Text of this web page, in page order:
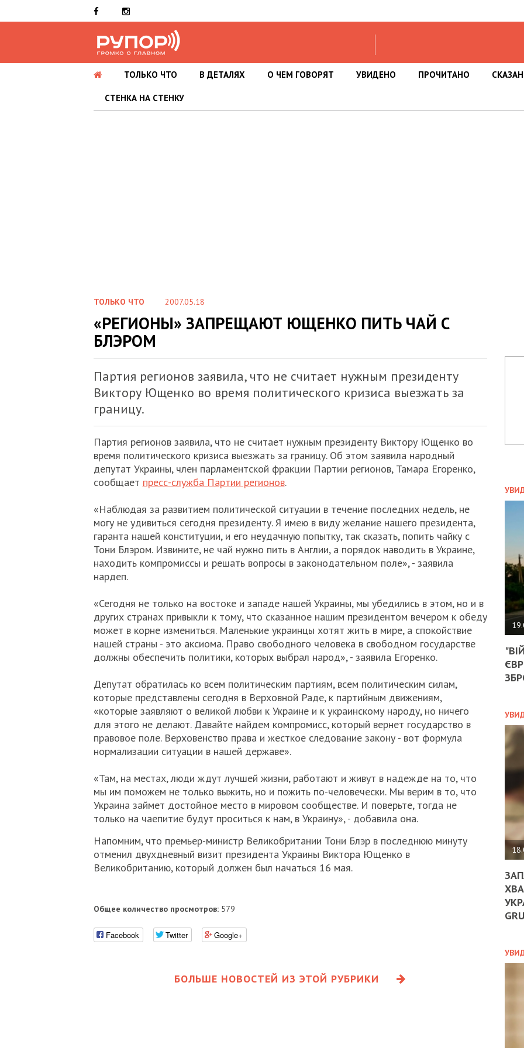
ТОЛЬКО ЧТО В ДЕТАЛЯХ О ЧЕМ ГОВОРЯТ УВИДЕНО ПРОЧИТАНО
СТЕНКА НА СТЕНКУ
ТОЛЬКО ЧТО 2007.05.18
«РЕГИОНЫ» ЗАПРЕЩАЮТ ЮЩЕНКО ПИТЬ ЧАЙ С
БЛЭРОМ
Партия регионов заявила, что не считает нужным президенту
Виктору Ющенко во время политического кризиса выезжать за
границу.
Партия регионов заявила, что не считает нужным президенту Виктору Ющенко во
время политического кризиса выезжать за границу. Об этом заявила народный
депутат Украины, член парламентской фракции Партии регионов, Тамара Егоренко,
сообщает пресс-служба Партии регионов.
«Наблюдая за развитием политической ситуации в течение последних недель, не
могу не удивиться сегодня президенту. Я имею в виду желание нашего президента,
гаранта нашей конституции, и его неудачную попытку, так сказать, попить чайку с
Тони Блэром. Извините, не чай нужно пить в Англии, а порядок наводить в Украине,
находить компромиссы и решать вопросы в законодательном поле», - заявила
нардеп.
«Сегодня не только на востоке и западе нашей Украины, мы убедились в этом, но и в
других странах привыкли к тому, что сказанное нашим президентом вечером к обеду
может в корне измениться. Маленькие украинцы хотят жить в мире, а спокойствие
нашей страны - это аксиома. Право свободного человека в свободном государстве
должны обеспечить политики, которых выбрал народ», - заявила Егоренко.
Депутат обратилась ко всем политическим партиям, всем политическим силам,
которые представлены сегодня в Верховной Раде, к партийным движениям,
«которые заявляют о великой любви к Украине и к украинскому народу, но ничего
для этого не делают. Давайте найдем компромисс, который вернет государство в
правовое поле. Верховенство права и жесткое следование закону - вот формула
нормализации ситуации в нашей державе».
«Там, на местах, люди ждут лучшей жизни, работают и живут в надежде на то, что
мы им поможем не только выжить, но и пожить по-человечески. Мы верим в то, что
Украина займет достойное место в мировом сообществе. И поверьте, тогда не
только на чаепитие будут проситься к нам, в Украину», - добавила она.
Напомним, что премьер-министр Великобритании Тони Блэр в последнюю минуту
отменил двухдневный визит президента Украины Виктора Ющенко в
Великобританию, который должен был начаться 16 мая.
Общее количество просмотров:579
Facebook Twitter Google+
БОЛЬШЕ НОВОСТЕЙ ИЗ ЭТОЙ РУБРИКИ
НА
ДО
ЄС
-